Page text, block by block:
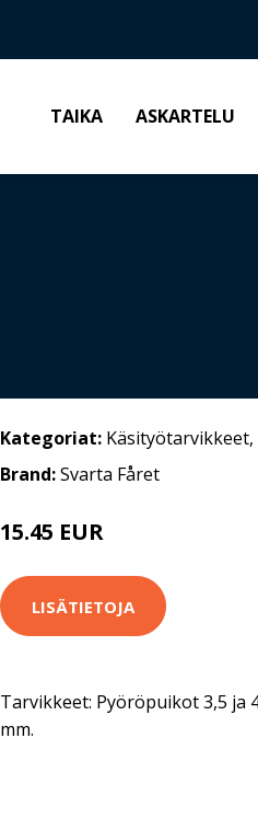
TAIKA ASKARTELU
Kategoriat: Käsityötarvikkeet,
Brand:Svarta Fåret
15.45 EUR
LISÄTIETOJA
Tarvikkeet: Pyöröpuikot 3,5 ja
mm.